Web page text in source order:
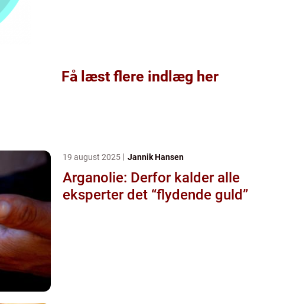
Få læst flere indlæg her
19 august 2025 Jannik Hansen
Arganolie: Derfor kalder alle
eksperter det “flydende guld”